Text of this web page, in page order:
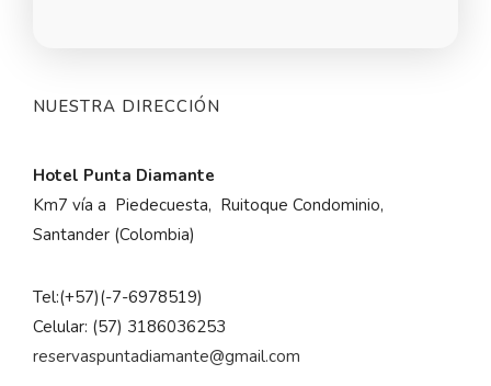
NUESTRA DIRECCIÓN
Hotel Punta Diamante
Km7 vía a Piedecuesta, Ruitoque Condominio,
Santander (Colombia)
Tel:(+57)(-7-6978519)
Celular: (57) 3186036253
reservaspuntadiamante@gmail.com